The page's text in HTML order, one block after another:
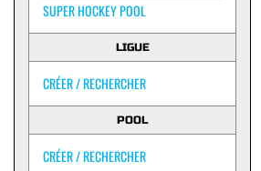
SUPER HOCKEY POOL
LIGUE
CRÉER / RECHERCHER
POOL
CRÉER / RECHERCHER